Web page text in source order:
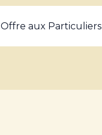
Offre aux Particuliers